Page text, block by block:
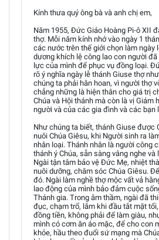
Kính thưa quý ông bà và anh chị em,
Năm 1955, Đức Giáo Hoàng Pi-ô XII
thợ. Mỗi năm kính nhớ vào ngày 1
các nước trên thế giới chọn làm ngày
dương khích lệ công lao con người
lực của mình để phục vụ đồng loại.
rõ ý nghĩa ngày lễ thánh Giuse thợ
chúng ta phải hân hoan, vì người thợ
chẳng những là hiện thân cho giá trị
Chúa và Hội thánh mà còn là vị Giám
người và của các gia đình và các bạn
Như chúng ta biết, thánh Giuse được
nuôi Chúa Giêsu, khi Người sinh ra
nhân loại. Thánh nhân là người công
thánh ý Chúa, sẵn sàng vâng nghe và
Ngài tận tâm bảo vệ Đức Mẹ, nhiệt
nuôi dưỡng, chăm sóc Chúa Giêsu.
đó. Ngài làm nghề thợ mộc vất vả
lao động của mình bảo đảm cuộc
Thánh gia. Trong âm thầm, ngài đã
đục, chạm trổ, lắm khi đầu tắt mặt
đồng tiền, không phải để làm giàu,
mình có cơm ăn áo mặc, để cho con
khỏe, hầu theo đuổi sứ mạng mà